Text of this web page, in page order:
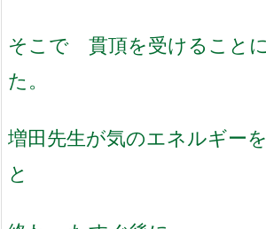
そこで 貫頂を受けること
た。
増田先生が気のエネルギー
と